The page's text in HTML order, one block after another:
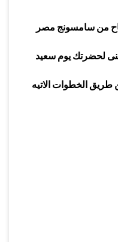
من سامسونج مصر
لحضرتك يوم سعيد